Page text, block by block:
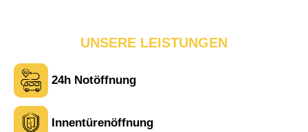
UNSERE LEISTUNGEN
24h Notöffnung
Innentürenöffnung